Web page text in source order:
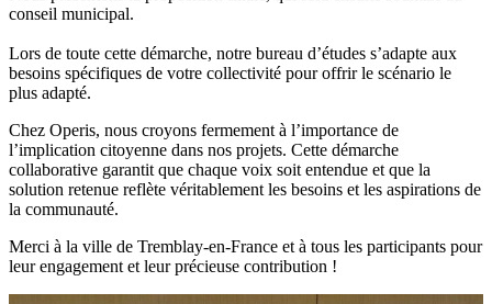
conseil municipal.
Lors de toute cette démarche, notre bureau d’études s’adapte aux
besoins spécifiques de votre collectivité pour offrir le scénario le
plus adapté.
Chez Operis, nous croyons fermement à l’importance de
l’implication citoyenne dans nos projets. Cette démarche
collaborative garantit que chaque voix soit entendue et que la
solution retenue reflète véritablement les besoins et les aspirations de
la communauté.
Merci à la ville de Tremblay-en-France et à tous les participants pour
leur engagement et leur précieuse contribution !